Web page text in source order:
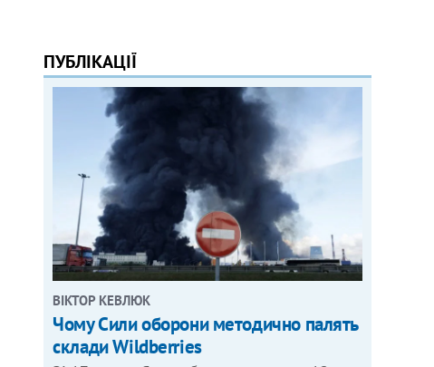
ПУБЛІКАЦІЇ
ВІКТОР КЕВЛЮК
Чому Сили оборони методично палять
склади Wildberries